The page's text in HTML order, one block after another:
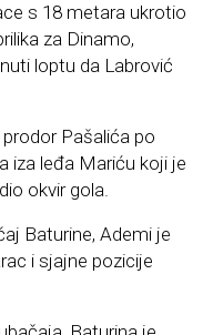
s 18 metara ukrotio
za Dinamo,
loptu da Labrović
Pašalića po
iza leđa Mariću koji je
okvir gola.
Baturine, Ademi je
i sjajne pozicije